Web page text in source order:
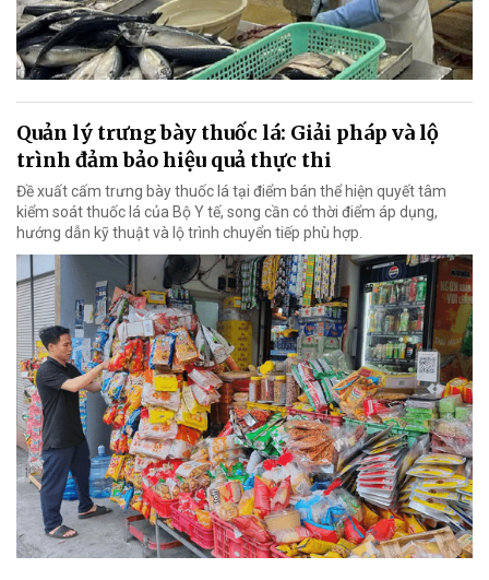
Quản lý trưng bày thuốc lá: Giải pháp và lộ
trình đảm bảo hiệu quả thực thi
Đề xuất cấm trưng bày thuốc lá tại điểm bán thể hiện quyết tâm
kiểm soát thuốc lá của Bộ Y tế, song cần có thời điểm áp dụng,
hướng dẫn kỹ thuật và lộ trình chuyển tiếp phù hợp.